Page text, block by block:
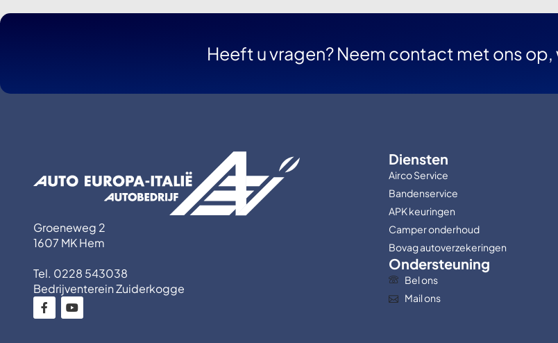
Heeft u vragen? Neem contact met ons op,
Groeneweg 2
1607 MK Hem
Tel. 0228 543038
Bedrijventerein Zuiderkogge
Diensten
Airco Service
Bandenservice
APK keuringen
Camper onderhoud
Bovag autoverzekeringen
Ondersteuning
Bel ons
Mail ons